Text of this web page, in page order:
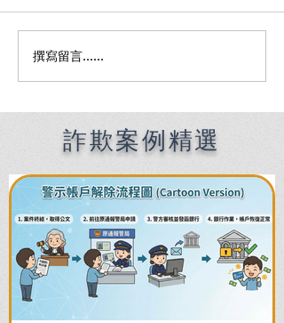
Premier English
Speaking Criminal
Filipinos in Taiwan:
Chien Sheng
International Law Firm
撰寫留言......
詐欺案例精選